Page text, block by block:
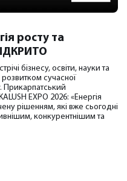
росту та
бізнесу, освіти, науки та
сучасної
Прикарпатський
EXPO 2026: «Енергія
рішенням, які вже сьогодні
конкурентнішим та